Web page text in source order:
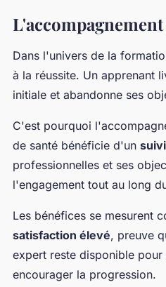
Dans l'univers de la
à la réussite. Un apprenant
initiale et abandonne ses
C'est pourquoi
de santé bénéficie d'un
professionnelles et ses
l'engagement tout au long
Les bénéfices se mesurent
satisfaction élevé, preuve
expert reste disponible
encourager la progression.